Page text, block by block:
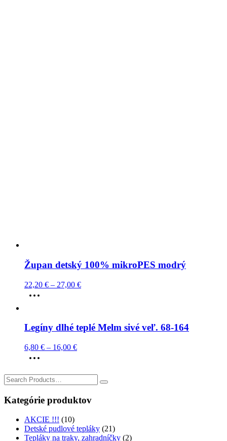
Župan detský 100% mikroPES modrý
22,20 € – 27,00 €
variants.
options
chosen
on
product
Legíny dlhé teplé Melm sivé veľ. 68-164
6,80 € – 16,00 €
has
multiple
The
may
be
chosen
Search
for:
Kategórie produktov
AKCIE !!! (10)
Detské pudlové tepláky (21)
Tepláky na traky, zahradníčky (2)